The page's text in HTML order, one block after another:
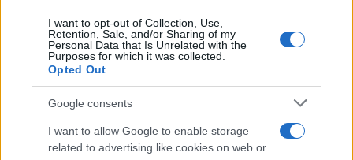
I want to opt-out of Collection, Use,
Retention, Sale, and/or Sharing of my
Personal Data that Is Unrelated with the
Purposes for which it was collected.
Opted Out
Google consents
I want to allow Google to enable storage
related to advertising like cookies on web or
Όροι Χρήσης. Το site προστατεύεται από reCAPTCHA, ισχύουν
Πολιτική Απορρήτου& Όροι Χρήσηςτης Google.
Πολιτική
ΕΜΠΟΡΙΚΑ ΚΕΝΤΡΑ
ΚΟΡΟΝΟΪΟΣ
Share: